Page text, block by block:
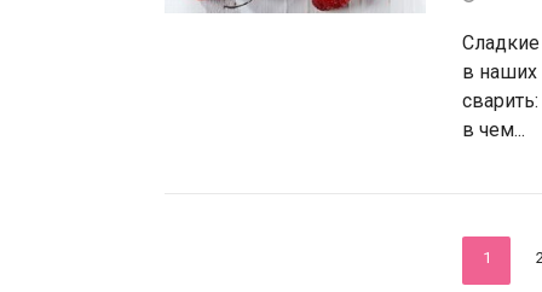
в наших
в чем...
1